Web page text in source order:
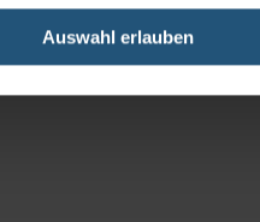
Auswahl erlauben